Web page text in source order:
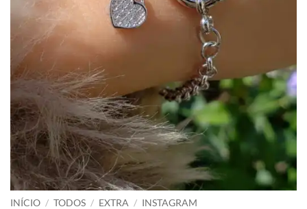
INÍCIO / TODOS / EXTRA / INSTAGRAM